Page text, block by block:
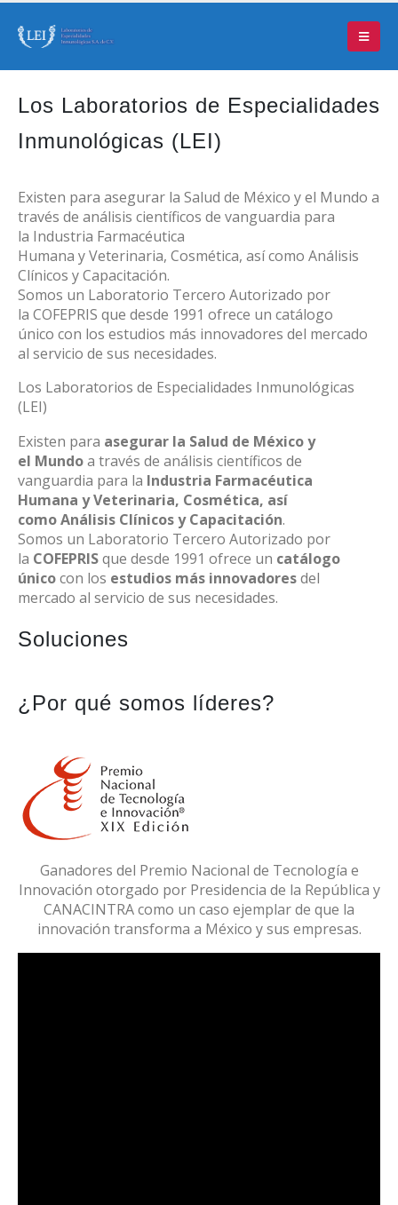
Los Laboratorios de Especialidades
Inmunológicas (LEI)
Existen para asegurar la Salud de México y el Mundo a
través de análisis científicos de vanguardia para
la Industria Farmacéutica
Humana y Veterinaria, Cosmética, así como Análisis
Clínicos y Capacitación.
Somos un Laboratorio Tercero Autorizado por
la COFEPRIS que desde 1991 ofrece un catálogo
único con los estudios más innovadores del mercado
al servicio de sus necesidades.
Los Laboratorios de Especialidades Inmunológicas
(LEI)
Existen para asegurar la Salud de México y
el Mundoa través de análisis científicos de
vanguardia para la Industria Farmacéutica
Humana y Veterinaria, Cosmética, así
como Análisis Clínicos y Capacitación.
Somos un Laboratorio Tercero Autorizado por
la COFEPRISque desde 1991 ofrece un catálogo
únicocon los estudios más innovadoresdel
mercado al servicio de sus necesidades.
Soluciones
¿Por qué somos líderes?
Ganadores del Premio Nacional de Tecnología e
Innovación otorgado por Presidencia de la República y
CANACINTRA como un caso ejemplar de que la
innovación transforma a México y sus empresas.